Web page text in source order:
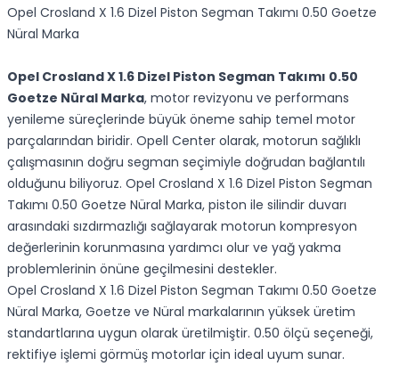
Opel Crosland X 1.6 Dizel Piston Segman Takımı 0.50 Goetze
Nüral Marka
Opel Crosland X 1.6 Dizel Piston Segman Takımı 0.50
Goetze Nüral Marka, motor revizyonu ve performans
yenileme süreçlerinde büyük öneme sahip temel motor
parçalarından biridir. Opell Center olarak, motorun sağlıklı
çalışmasının doğru segman seçimiyle doğrudan bağlantılı
olduğunu biliyoruz. Opel Crosland X 1.6 Dizel Piston Segman
Takımı 0.50 Goetze Nüral Marka, piston ile silindir duvarı
arasındaki sızdırmazlığı sağlayarak motorun kompresyon
değerlerinin korunmasına yardımcı olur ve yağ yakma
problemlerinin önüne geçilmesini destekler.
Opel Crosland X 1.6 Dizel Piston Segman Takımı 0.50 Goetze
Nüral Marka, Goetze ve Nüral markalarının yüksek üretim
standartlarına uygun olarak üretilmiştir. 0.50 ölçü seçeneği,
rektifiye işlemi görmüş motorlar için ideal uyum sunar.